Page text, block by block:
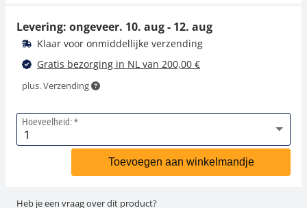
Levering: ongeveer. 10. aug - 12. aug
Klaar voor onmiddellijke verzending
Gratis bezorging in NL van 200,00 €
plus. Verzending
Hoeveelheid:
Toevoegen aan winkelmandje
Heb je een vraag over dit product?